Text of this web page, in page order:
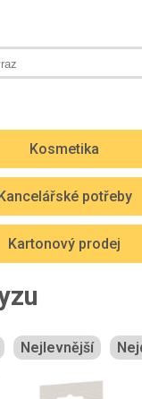
Kosmetika
potřeby
Kartonový prodej
Nejlevnější